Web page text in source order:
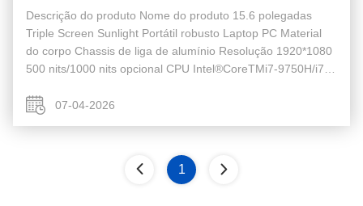
Descrição do produto Nome do produto 15.6 polegadas
Triple Screen Sunlight Portátil robusto Laptop PC Material
do corpo Chassis de liga de alumínio Resolução 1920*1080
500 nits/1000 nits opcional CPU Intel®CoreTMi7-9750H/i7
8GB/16GB/32GB/64GB M.2 NVME M.2 2280 ...
07-04-2026
1